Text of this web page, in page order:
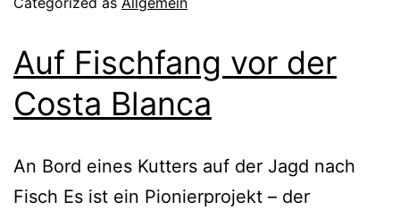
Auf Fischfang vor der
Costa Blanca
An Bord eines Kutters auf der Jagd nach
Fisch Es ist ein Pionierprojekt – der